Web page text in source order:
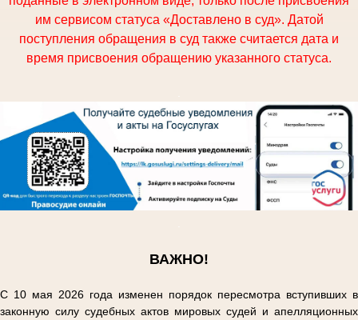
им сервисом статуса «Доставлено в суд». Датой
поступления обращения в суд также считается дата и
время присвоения обращению указанного статуса.
ВАЖНО!
С 10 мая 2026 года изменен порядок пересмотра вступивших в
законную силу судебных актов мировых судей и апелляционных